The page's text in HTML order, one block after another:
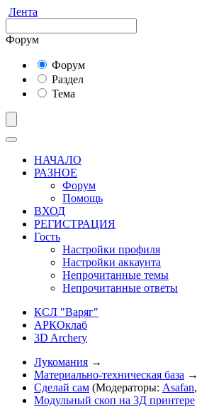
Лента
Форум
Форум
Раздел
Тема
НАЧАЛО
РАЗНОЕ
Форум
Помощь
ВХОД
РЕГИСТРАЦИЯ
Гость
Настройки профиля
Настройки аккаунта
Непрочитанные темы
Непрочитанные ответы
КСЛ "Варяг"
АРКОклаб
3D Archery
Лукомания →
Материально-техническая база →
Сделай сам (Модераторы: Asafan,
Модульный скоп на 3Д принтере